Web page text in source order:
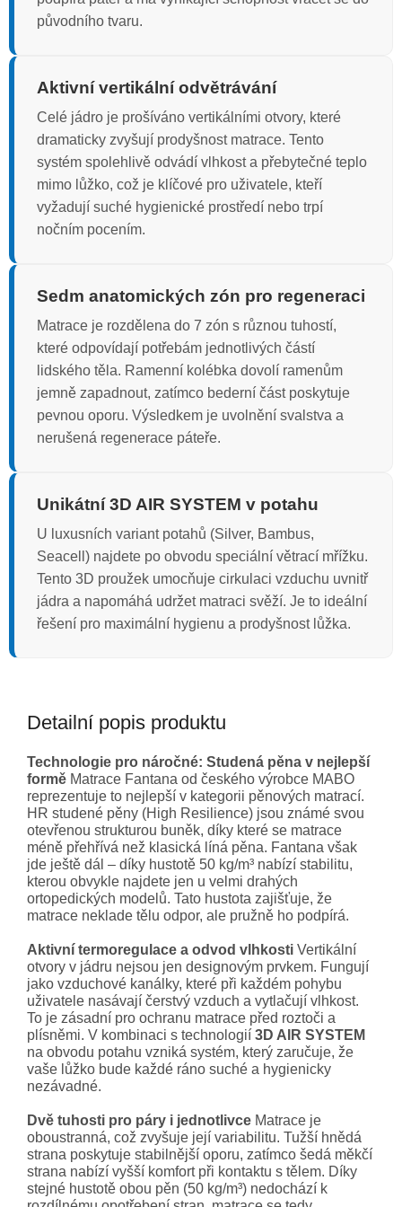
původního tvaru.
Aktivní vertikální odvětrávání
Celé jádro je prošíváno vertikálními otvory, které
dramaticky zvyšují prodyšnost matrace. Tento
systém spolehlivě odvádí vlhkost a přebytečné teplo
mimo lůžko, což je klíčové pro uživatele, kteří
vyžadují suché hygienické prostředí nebo trpí
nočním pocením.
Sedm anatomických zón pro regeneraci
Matrace je rozdělena do 7 zón s různou tuhostí,
které odpovídají potřebám jednotlivých částí
lidského těla. Ramenní kolébka dovolí ramenům
jemně zapadnout, zatímco bederní část poskytuje
pevnou oporu. Výsledkem je uvolnění svalstva a
nerušená regenerace páteře.
Unikátní 3D AIR SYSTEM v potahu
U luxusních variant potahů (Silver, Bambus,
Seacell) najdete po obvodu speciální větrací mřížku.
Tento 3D proužek umocňuje cirkulaci vzduchu uvnitř
jádra a napomáhá udržet matraci svěží. Je to ideální
řešení pro maximální hygienu a prodyšnost lůžka.
Detailní popis produktu
Technologie pro náročné: Studená pěna v nejlepší
formě Matrace Fantana od českého výrobce MABO
reprezentuje to nejlepší v kategorii pěnových matrací.
HR studené pěny (High Resilience) jsou známé svou
otevřenou strukturou buněk, díky které se matrace
méně přehřívá než klasická líná pěna. Fantana však
jde ještě dál – díky hustotě 50 kg/m³ nabízí stabilitu,
kterou obvykle najdete jen u velmi drahých
ortopedických modelů. Tato hustota zajišťuje, že
matrace neklade tělu odpor, ale pružně ho podpírá.
Aktivní termoregulace a odvod vlhkosti Vertikální
otvory v jádru nejsou jen designovým prvkem. Fungují
jako vzduchové kanálky, které při každém pohybu
uživatele nasávají čerstvý vzduch a vytlačují vlhkost.
To je zásadní pro ochranu matrace před roztoči a
plísněmi. V kombinaci s technologií 3D AIR SYSTEM
na obvodu potahu vzniká systém, který zaručuje, že
vaše lůžko bude každé ráno suché a hygienicky
nezávadné.
Dvě tuhosti pro páry i jednotlivce Matrace je
oboustranná, což zvyšuje její variabilitu. Tužší hnědá
strana poskytuje stabilnější oporu, zatímco šedá měkčí
strana nabízí vyšší komfort při kontaktu s tělem. Díky
stejné hustotě obou pěn (50 kg/m³) nedochází k